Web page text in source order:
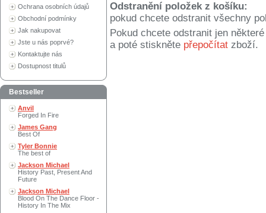
Ochrana osobních údajů
Obchodní podmínky
Jak nakupovat
Jste u nás poprvé?
Kontaktujte nás
Dostupnost titulů
Bestseller
Anvil
Forged In Fire
James Gang
Best Of
Tyler Bonnie
The best of
Jackson Michael
History Past, Present And
Future
Jackson Michael
Blood On The Dance Floor -
History In The Mix
Odstranění položek z košíku:
pokud chcete odstranit všechny
Pokud chcete odstranit jen
a poté stiskněte přepočítat zboží.